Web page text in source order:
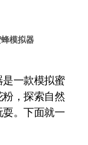
模拟器
，探索自然
。下面就一